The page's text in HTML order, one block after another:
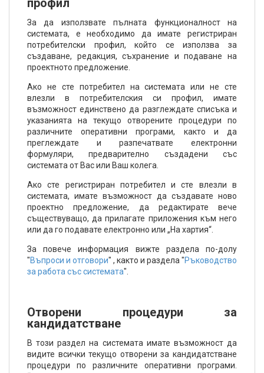
профил
За да използвате пълната функционалност на
системата, е необходимо да имате регистриран
потребителски профил, който се използва за
създаване, редакция, съхранение и подаване на
проектното предложение.
Ако не сте потребител на системата или не сте
влезли в потребителския си профил, имате
възможност единствено да разглеждате списъка и
указанията на текущо отворените процедури по
различните оперативни програми, както и да
преглеждате и разпечатвате електронни
формуляри, предварително създадени със
системата от Вас или Ваш колега.
Ако сте регистриран потребител и сте влезли в
системата, имате възможност да създавате ново
проектно предложение, да редактирате вече
съществуващо, да прилагате приложения към него
или да го подавате електронно или „На хартия“.
За повече информация вижте раздела по-долу
"Въпроси и отговори" , както и раздела "Ръководство
за работа със системата".
Отворени процедури за
кандидатстване
В този раздел на системата имате възможност да
видите всички текущо отворени за кандидатстване
процедури по различните оперативни програми.